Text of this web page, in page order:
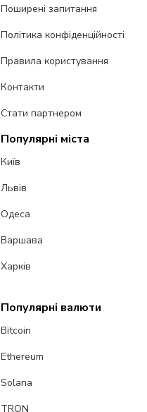
Поширені запитання
Політика конфіденційності
Правила користування
Контакти
Стати партнером
Популярні міста
Київ
Львів
Одеса
Варшава
Харків
Популярні валюти
Bitcoin
Ethereum
Solana
TRON